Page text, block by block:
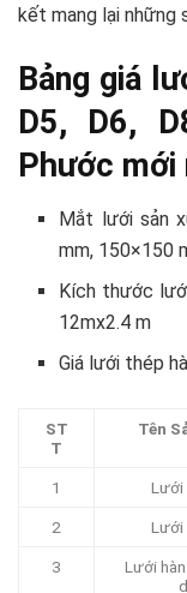
kết mang lại những
Bảng giá
D5, D6,
Phước mới
Mắt lưới sản
mm, 150×150
Kích thước
12mx2.4 m
Giá lưới thép
ST
T
Tên
1 Lưới
2 Lưới
3
Lưới